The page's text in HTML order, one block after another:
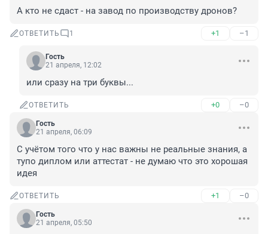
А кто не сдаст - на завод по производству дронов?
ОТВЕТИТЬ 1 +1 –1
Гость
21 апреля, 12:02
или сразу на три буквы...
ОТВЕТИТЬ +0 –0
Гость
21 апреля, 06:09
С учётом того что у нас важны не реальные знания, а
тупо диплом или аттестат - не думаю что это хорошая
идея
ОТВЕТИТЬ +1 –0
Гость
21 апреля, 05:50